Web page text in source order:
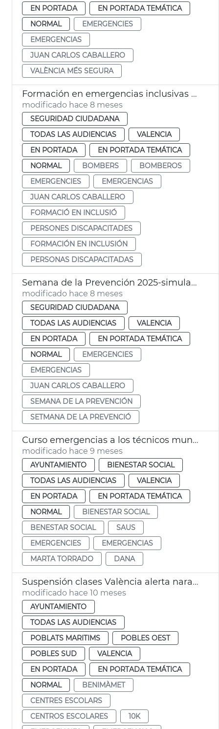
EN PORTADA
EN PORTADA TEMÁTICA
NORMAL
EMERGENCIES
EMERGENCIAS
JUAN CARLOS CABALLERO
VALÈNCIA MÉS SEGURA
Formación en emergencias inclusivas para Bomberos
modificado hace 8 meses
SEGURIDAD CIUDADANA
TODAS LAS AUDIENCIAS
VALENCIA
EN PORTADA
EN PORTADA TEMÁTICA
NORMAL
BOMBERS
BOMBEROS
EMERGENCIES
EMERGENCIAS
JUAN CARLOS CABALLERO
FORMACIÓ EN INCLUSIÓ
PERSONES DISCAPACITADES
FORMACIÓN EN INCLUSIÓN
PERSONAS DISCAPACITADAS
Semana de la Prevención 2025-simulacro en la Torre
modificado hace 8 meses
SEGURIDAD CIUDADANA
TODAS LAS AUDIENCIAS
VALENCIA
EN PORTADA
EN PORTADA TEMÁTICA
NORMAL
EMERGENCIES
EMERGENCIAS
JUAN CARLOS CABALLERO
SEMANA DE LA PREVENCIÓN
SETMANA DE LA PREVENCIÓ
Curso emergencias a los técnicos municipales de Bienestar Social
modificado hace 9 meses
AYUNTAMIENTO
BIENESTAR SOCIAL
TODAS LAS AUDIENCIAS
VALENCIA
EN PORTADA
EN PORTADA TEMÁTICA
NORMAL
BIENESTAR SOCIAL
BENESTAR SOCIAL
SAUS
EMERGENCIES
EMERGENCIAS
MARTA TORRADO
DANA
Suspensión clases València alerta naranja lluvias
modificado hace 10 meses
AYUNTAMIENTO
TODAS LAS AUDIENCIAS
POBLATS MARITIMS
POBLES OEST
POBLES SUD
VALENCIA
EN PORTADA
EN PORTADA TEMÁTICA
NORMAL
BENIMÀMET
CENTRES ESCOLARS
CENTROS ESCOLARES
10K